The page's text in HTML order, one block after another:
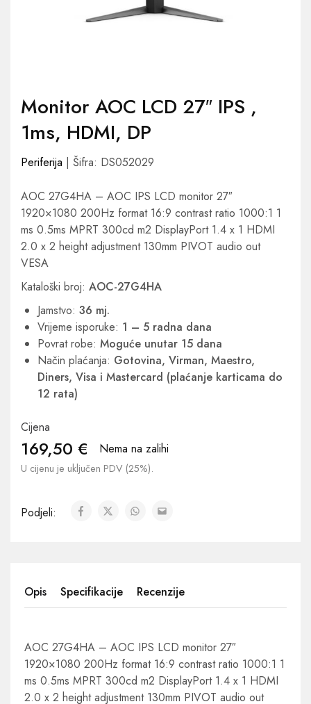
Monitor AOC LCD 27″ IPS ,
1ms, HDMI, DP
Periferija | Šifra: DS052029
AOC 27G4HA – AOC IPS LCD monitor 27″
1920×1080 200Hz format 16:9 contrast ratio 1000:1 1
ms 0.5ms MPRT 300cd m2 DisplayPort 1.4 x 1 HDMI
2.0 x 2 height adjustment 130mm PIVOT audio out
VESA
Kataloški broj: AOC-27G4HA
Jamstvo: 36 mj.
Vrijeme isporuke: 1 – 5 radna dana
Povrat robe: Moguće unutar 15 dana
Način plaćanja: Gotovina, Virman, Maestro,
Diners, Visa i Mastercard (plaćanje karticama do
12 rata)
Cijena
169,50 € Nema na zalihi
U cijenu je uključen PDV (25%).
Podjeli:
Opis Specifikacije Recenzije
AOC 27G4HA – AOC IPS LCD monitor 27″
1920×1080 200Hz format 16:9 contrast ratio 1000:1 1
ms 0.5ms MPRT 300cd m2 DisplayPort 1.4 x 1 HDMI
2.0 x 2 height adjustment 130mm PIVOT audio out